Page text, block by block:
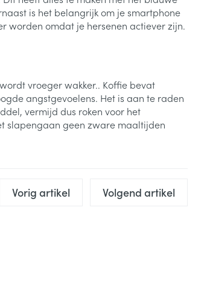
is het belangrijk om je smartphone
worden omdat je hersenen actiever zijn.
vroeger wakker.. Koffie bevat
angstgevoelens. Het is aan te raden
vermijd dus roken voor het
slapengaan geen zware maaltijden
Vorig artikel Volgend artikel